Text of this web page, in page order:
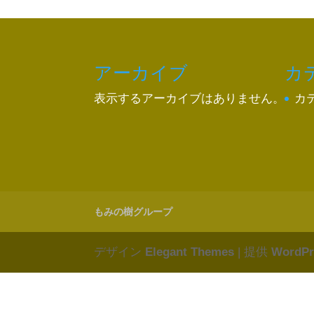
アーカイブ
表示するアーカイブはありません。
カ
カ
もみの樹グループ
デザイン Elegant Themes | 提供